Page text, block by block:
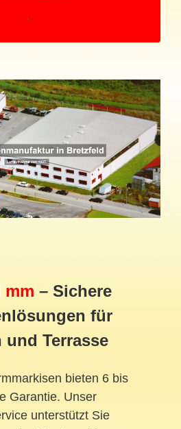
mm – Sichere
für
und Terrasse
bieten 6 bis
Garantie. Unser
unterstützt Sie